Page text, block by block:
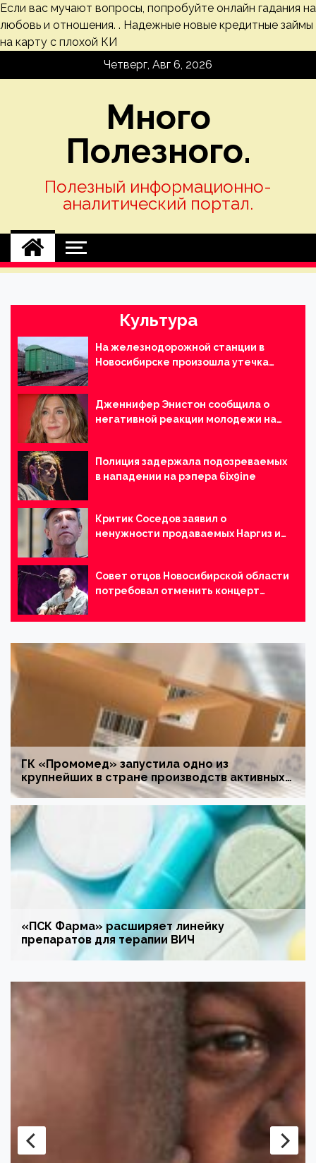
Если вас мучают вопросы, попробуйте онлайн гадания на
любовь и отношения. . Надежные новые кредитные займы
на карту с плохой КИ
Четверг, Авг 6, 2026
Много
Полезного.
Полезный информационно-
аналитический портал.
Культура
На железнодорожной станции в
Новосибирске произошла утечка
Дженнифер Энистон сообщила о
негативной реакции молодежи на
Полиция задержала подозреваемых
в нападении на рэпера 6ix9ine
Критик Соседов заявил о
ненужности продаваемых Наргиз и
Совет отцов Новосибирской области
потребовал отменить концерт
ГК «Промомед» запустила одно из
крупнейших в стране производств активных
фармацевтических субстанций в Саранске
«ПСК Фарма» расширяет линейку
препаратов для терапии ВИЧ